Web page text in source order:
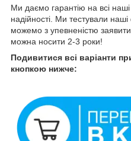
Ми даємо гарантію на всі
надійності. Ми тестували
можемо з упевненістю
можна носити 2-3 роки!
Подивитися всі варіанти
кнопкою нижче: